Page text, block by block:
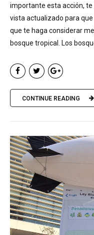
importante esta acción,
vista actualizado para
que te haga considerar
bosque tropical. Los
CONTINUE READING